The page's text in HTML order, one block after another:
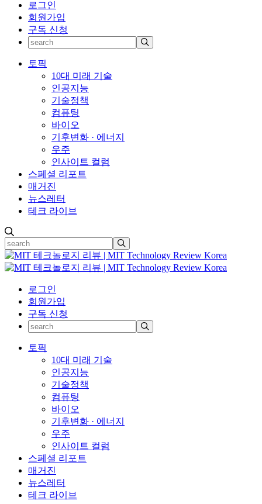
로그인
회원가입
구독 신청
토픽
10대 미래 기술
인공지능
기술정책
컴퓨팅
바이오
기후변화 · 에너지
우주
인사이트 컬럼
스페셜 리포트
매거진
뉴스레터
테크 라이브
로그인
회원가입
구독 신청
토픽
10대 미래 기술
인공지능
기술정책
컴퓨팅
바이오
기후변화 · 에너지
우주
인사이트 컬럼
스페셜 리포트
매거진
뉴스레터
테크 라이브